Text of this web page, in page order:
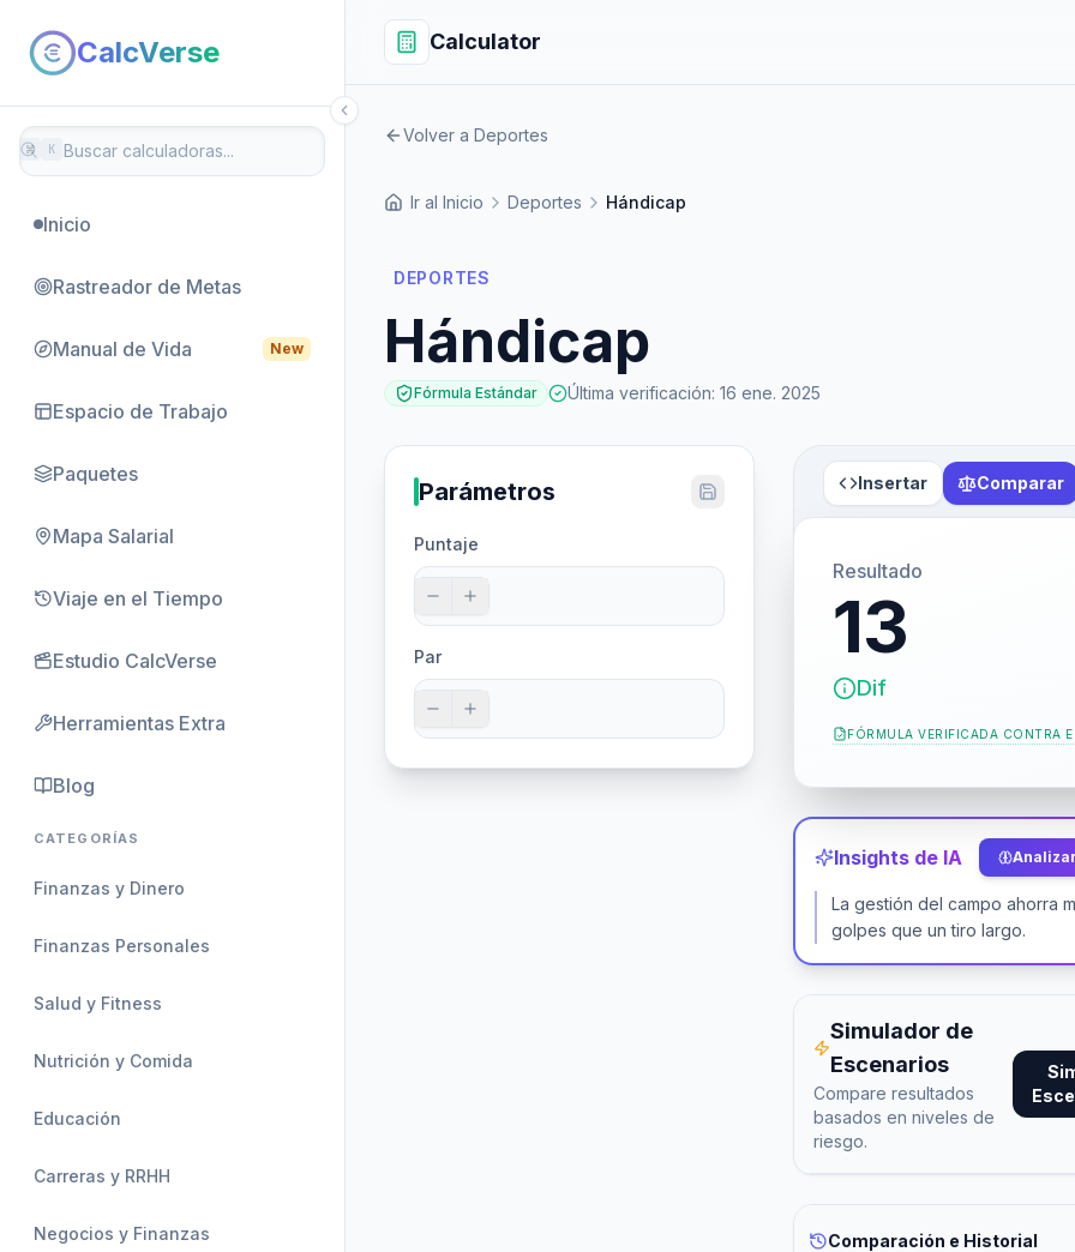
CalcVerse
⌘ K
Inicio
Rastreador de Metas
Manual de Vida New
Espacio de Trabajo
Paquetes
Mapa Salarial
Viaje en el Tiempo
Estudio CalcVerse
Herramientas Extra
Blog
CATEGORÍAS
Finanzas y Dinero
Finanzas Personales
Salud y Fitness
Nutrición y Comida
Educación
Carreras y RRHH
Negocios y Finanzas
Calculator
Volver a Deportes
Ir al Inicio Deportes Hándicap
DEPORTES
Hándicap
Fórmula Estándar Última verificación: 16 ene. 2025
Parámetros
Puntaje
Par
Insertar Comparar
Resultado
13
Dif
FÓRMULA VERIFICADA CONTRA
Insights de IA
La gestión del campo ahorra
golpes que un tiro largo.
Simulador de
Escenarios
Compare resultados
basados en niveles de
riesgo.
Comparación e Historial